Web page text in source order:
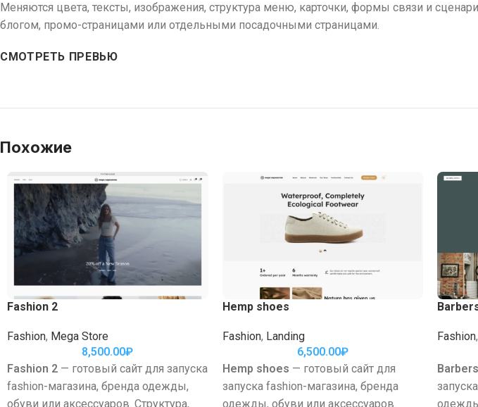
Меняются цвета, тексты, изображения, структура меню, карточки, формы связи и
блогом, промо-страницами или отдельными посадочными страницами.
СМОТРЕТЬ ПРЕВЬЮ
Похожие
Fashion 2
Fashion, Mega Store
8,500.00₽
Fashion 2 — готовый сайт для запуска
fashion-магазина, бренда одежды,
обуви или аксессуаров. Структура,
Hemp shoes
Fashion, Landing
6,500.00₽
Hemp shoes — готовый сайт для
запуска fashion-магазина, бренда
одежды, обуви или аксессуаров.
Fashion,